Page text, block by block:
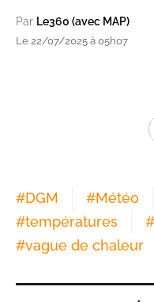
Par Le360 (avec MAP)
Le 22/07/2025 à 05h07
#DGM #Météo
#températures #
#vague de chaleur